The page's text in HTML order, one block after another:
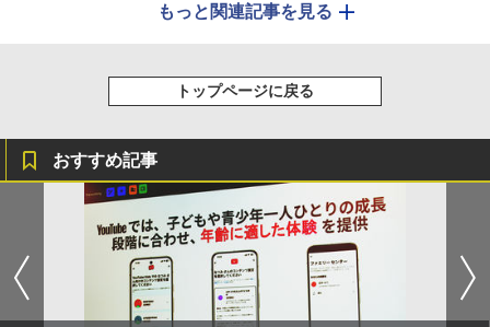
もっと関連記事を見る
トップページに戻る
おすすめ記事